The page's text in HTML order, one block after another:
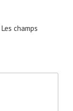
Les champs